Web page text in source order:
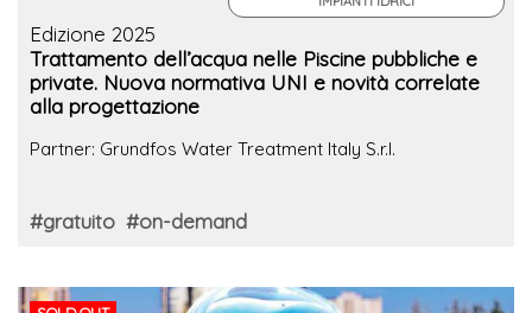
Edizione 2025
Trattamento dell’acqua nelle Piscine pubbliche e
private. Nuova normativa UNI e novità correlate
alla progettazione
Partner: Grundfos Water Treatment Italy S.r.l.
#gratuito #on-demand